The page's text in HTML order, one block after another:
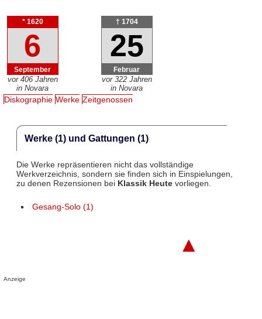
* 1620
6
September
vor 406 Jahren
in Novara
† 1704
25
Februar
vor 322 Jahren
in Novara
Diskographie Werke Zeitgenossen
Werke (1) und Gattungen (1)
Die Werke repräsentieren nicht das vollständige
Werkverzeichnis, sondern sie finden sich in Einspielungen,
zu denen Rezensionen bei Klassik Heutevorliegen.
Gesang-Solo (1)
▲
Anzeige